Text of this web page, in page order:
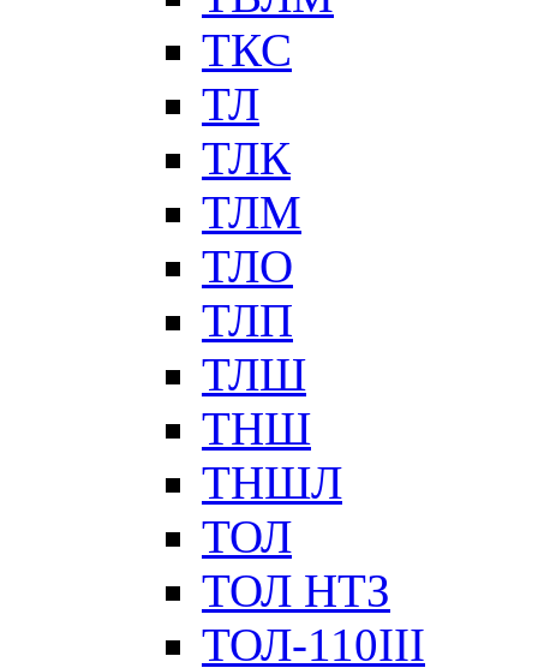
ТКС
ТЛ
ТЛК
ТЛМ
ТЛО
ТЛП
ТЛШ
ТНШ
ТНШЛ
ТОЛ
ТОЛ НТЗ
ТОЛ-110III